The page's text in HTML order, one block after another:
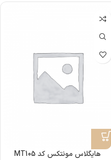
هایگلاس مونتکس کد MT105